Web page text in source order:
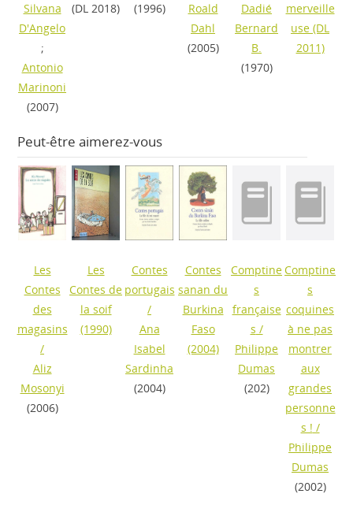
Silvana
D'Angelo
;
Antonio
Marinoni
(2007)
(DL 2018)
(1996)
Roald
Dahl
(2005)
Dadié
Bernard
B.
(1970)
merveille
use (DL
2011)
Peut-être aimerez-vous
Les
Contes
des
magasins
/
Aliz
Mosonyi
(2006)
Les
Contes de
la soif
(1990)
Contes
portugais
/
Ana
Isabel
Sardinha
(2004)
Contes
sanan du
Burkina
Faso
(2004)
Comptine
s
française
s /
Philippe
Dumas
(202)
Comptine
s
coquines
à ne pas
montrer
aux
grandes
personne
s ! /
Philippe
Dumas
(2002)